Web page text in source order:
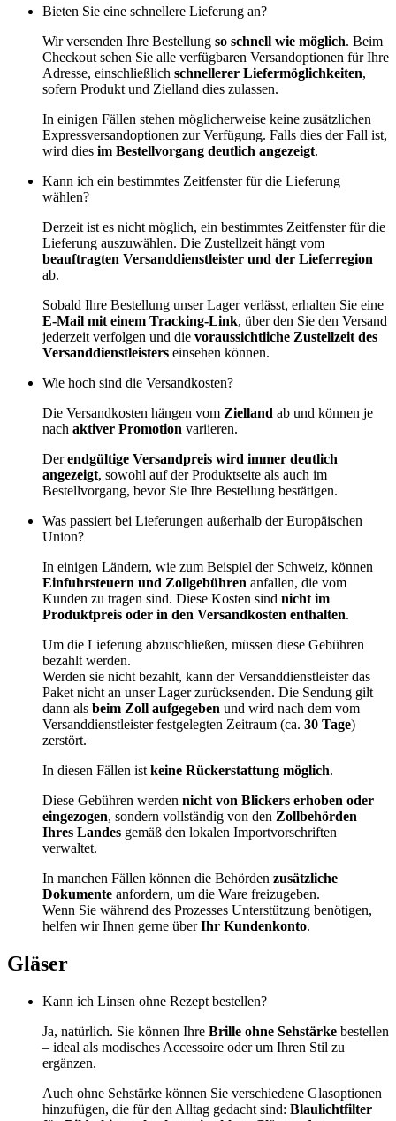
Bieten Sie eine schnellere Lieferung an?
Wir versenden Ihre Bestellung so schnell wie möglich. Beim
Checkout sehen Sie alle verfügbaren Versandoptionen für Ihre
Adresse, einschließlich schnellerer Liefermöglichkeiten,
sofern Produkt und Zielland dies zulassen.
In einigen Fällen stehen möglicherweise keine zusätzlichen
Expressversandoptionen zur Verfügung. Falls dies der Fall ist,
wird dies im Bestellvorgang deutlich angezeigt.
Kann ich ein bestimmtes Zeitfenster für die Lieferung
wählen?
Derzeit ist es nicht möglich, ein bestimmtes Zeitfenster für die
Lieferung auszuwählen. Die Zustellzeit hängt vom
beauftragten Versanddienstleister und der Lieferregion
ab.
Sobald Ihre Bestellung unser Lager verlässt, erhalten Sie eine
E-Mail mit einem Tracking-Link, über den Sie den Versand
jederzeit verfolgen und die voraussichtliche Zustellzeit des
Versanddienstleisters einsehen können.
Wie hoch sind die Versandkosten?
Die Versandkosten hängen vom Zielland ab und können je
nach aktiver Promotion variieren.
Derendgültige Versandpreis wird immer deutlich
angezeigt, sowohl auf der Produktseite als auch im
Bestellvorgang, bevor Sie Ihre Bestellung bestätigen.
Was passiert bei Lieferungen außerhalb der Europäischen
Union?
In einigen Ländern, wie zum Beispiel der Schweiz, können
Einfuhrsteuern und Zollgebühren anfallen, die vom
Kunden zu tragen sind. Diese Kosten sind nicht im
Produktpreis oder in den Versandkosten enthalten.
Um die Lieferung abzuschließen, müssen diese Gebühren
bezahlt werden.
Werden sie nicht bezahlt, kann der Versanddienstleister das
Paket nicht an unser Lager zurücksenden. Die Sendung gilt
dann als beim Zoll aufgegeben und wird nach dem vom
Versanddienstleister festgelegten Zeitraum (ca. 30 Tage)
zerstört.
In diesen Fällen ist keine Rückerstattung möglich.
Diese Gebühren werden nicht von Blickers erhoben oder
eingezogen, sondern vollständig von den Zollbehörden
Ihres Landes gemäß den lokalen Importvorschriften
verwaltet.
In manchen Fällen können die Behörden zusätzliche
Dokumente anfordern, um die Ware freizugeben.
Wenn Sie während des Prozesses Unterstützung benötigen,
helfen wir Ihnen gerne überIhr Kundenkonto.
Gläser
Kann ich Linsen ohne Rezept bestellen?
Ja, natürlich. Sie können Ihre Brille ohne Sehstärke bestellen
– ideal als modisches Accessoire oder um Ihren Stil zu
ergänzen.
Auch ohne Sehstärke können Sie verschiedene Glasoptionen
hinzufügen, die für den Alltag gedacht sind: Blaulichtfilter